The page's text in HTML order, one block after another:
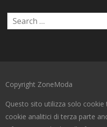
Copyright ZoneModa
Questo sito utilizza solo cookie
cookie analitici di terza parte